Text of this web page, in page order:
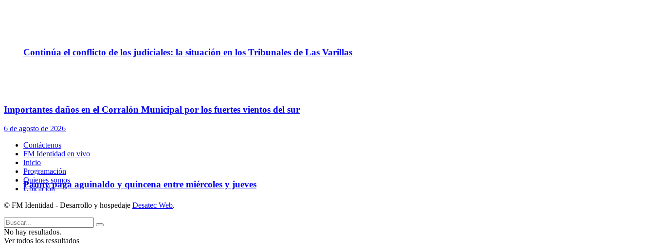
Continúa el conflicto de los judiciales: la situación en los Tribunales de Las Varillas
Pauny paga aguinaldo y quincena entre miércoles y jueves
Importantes daños en el Corralón Municipal por los fuertes vientos del sur
6 de agosto de 2026
Contáctenos
FM Identidad en vivo
Inicio
Programación
Quienes somos
Ubicación
© FM Identidad - Desarrollo y hospedaje Desatec Web.
No hay resultados.
Ver todos los ressultados